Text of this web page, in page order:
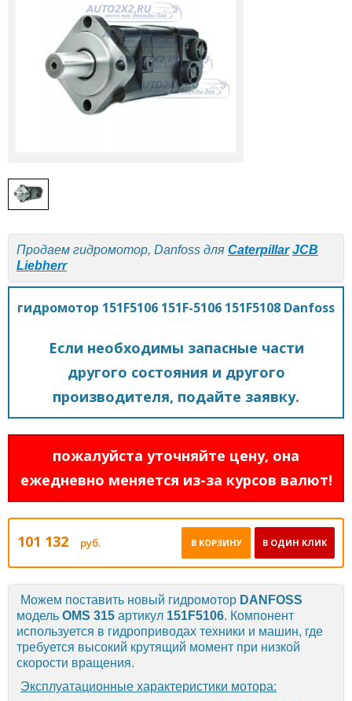
Продаем гидромотор, Danfoss для Caterpillar JCB
Liebherr
гидромотор 151F5106 151F-5106 151F5108 Danfoss
Если необходимы запасные части
другого состояния и другого
производителя, подайте заявку.
пожалуйста уточняйте цену, она
ежедневно меняется из-за курсов валют!
101 132 руб. В ОДИН КЛИК
В КОРЗИНУ
Можем поставить новый гидромотор DANFOSS
модель OMS 315 артикул 151F5106. Компонент
используется в гидроприводах техники и машин, где
требуется высокий крутящий момент при низкой
скорости вращения.
Эксплуатационные характеристики мотора: